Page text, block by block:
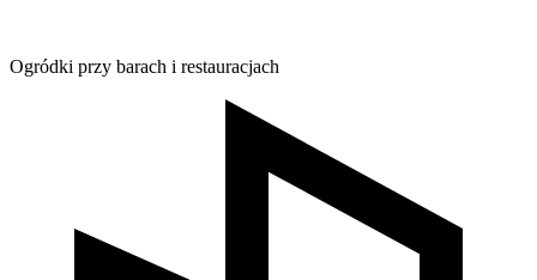
Ogródki przy barach i restauracjach